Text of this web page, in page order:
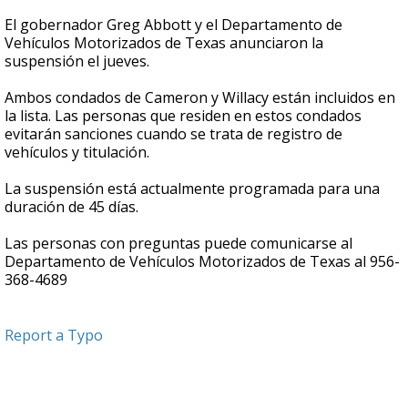
El gobernador Greg Abbott y el Departamento de
Vehículos Motorizados de Texas anunciaron la
suspensión el jueves.
Ambos condados de Cameron y Willacy están incluidos en
la lista. Las personas que residen en estos condados
evitarán sanciones cuando se trata de registro de
vehículos y titulación.
La suspensión está actualmente programada para una
duración de 45 días.
Las personas con preguntas puede comunicarse al
Departamento de Vehículos Motorizados de Texas al 956-
368-4689
Report a Typo